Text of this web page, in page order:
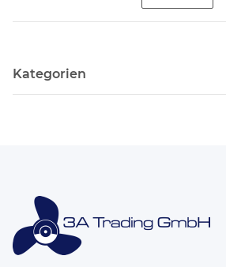
Kategorien